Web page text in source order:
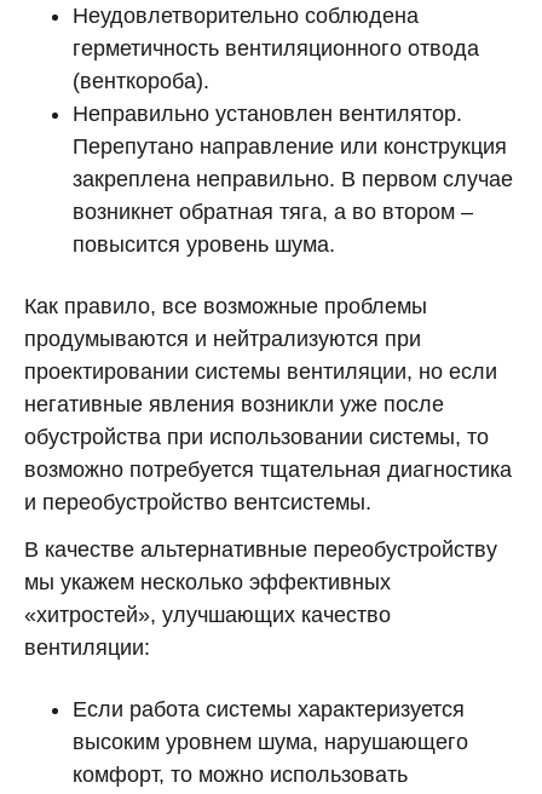
Неудовлетворительно соблюдена
герметичность вентиляционного отвода
(венткороба).
Неправильно установлен вентилятор.
Перепутано направление или конструкция
закреплена неправильно. В первом случае
возникнет обратная тяга, а во втором –
повысится уровень шума.
Как правило, все возможные проблемы
продумываются и нейтрализуются при
проектировании системы вентиляции, но если
негативные явления возникли уже после
обустройства при использовании системы, то
возможно потребуется тщательная диагностика
и переобустройство вентсистемы.
В качестве альтернативные переобустройству
мы укажем несколько эффективных
«хитростей», улучшающих качество
вентиляции:
Если работа системы характеризуется
высоким уровнем шума, нарушающего
комфорт, то можно использовать